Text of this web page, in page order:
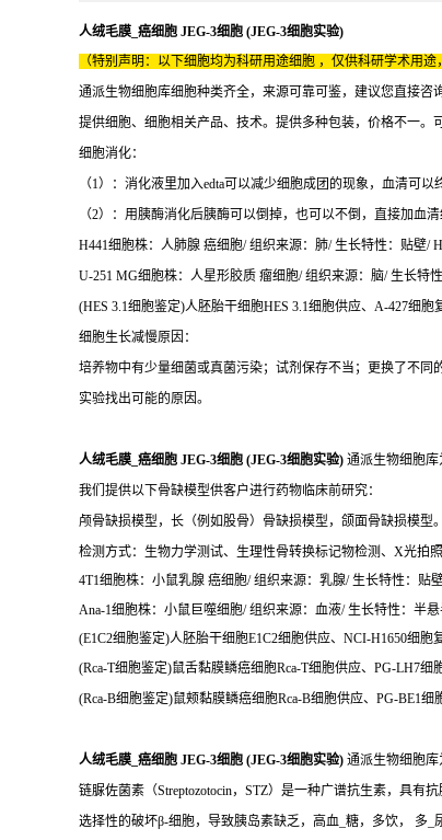
人绒毛膜_癌细胞 JEG-3细胞 (JEG-3细胞实验)
（特别声明：以下细胞均为科研用途细胞 ，仅供科研学术用途
通派生物细胞库细胞种类齐全，来源可靠可鉴，建议您直接咨
提供细胞、细胞相关产品、技术。提供多种包装，价格不一。
细胞消化：
（1）：消化液里加入edta可以减少细胞成团的现象，血清可
（2）：用胰酶消化后胰酶可以倒掉，也可以不倒，直接加血
H441细胞株：人肺腺 癌细胞/ 组织来源：肺/ 生长特性：贴壁/
U-251 MG细胞株：人星形胶质 瘤细胞/ 组织来源：脑/ 生长特
(HES 3.1细胞鉴定)人胚胎干细胞HES 3.1细胞供应、A-427细
细胞生长减慢原因：
培养物中有少量细菌或真菌污染；试剂保存不当；更换了不
实验找出可能的原因。
人绒毛膜_癌细胞 JEG-3细胞 (JEG-3细胞实验) 通派生物细胞库
我们提供以下骨缺模型供客户进行药物临床前研究：
颅骨缺损模型，长（例如股骨）骨缺损模型，颌面骨缺损模型。
检测方式：生物力学测试、生理性骨转换标记物检测、X光拍
4T1细胞株：小鼠乳腺 癌细胞/ 组织来源：乳腺/ 生长特性：贴
Ana-1细胞株：小鼠巨噬细胞/ 组织来源：血液/ 生长特性：半
(E1C2细胞鉴定)人胚胎干细胞E1C2细胞供应、NCI-H1650细
(Rca-T细胞鉴定)鼠舌黏膜鳞癌细胞Rca-T细胞供应、PG-LH7
(Rca-B细胞鉴定)鼠颊黏膜鳞癌细胞Rca-B细胞供应、PG-BE1
人绒毛膜_癌细胞 JEG-3细胞 (JEG-3细胞实验) 通派生物细胞库
链脲佐菌素（Streptozotocin，STZ）是一种广谱抗生素，具有
选择性的破坏β-细胞，导致胰岛素缺乏，高血_糖，多饮， 多